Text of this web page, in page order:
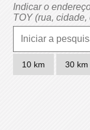
Indicar o
TOY (rua, cidade,
10 km 30 km